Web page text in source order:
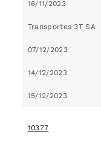
16/11/2023
Transportes 3T SA
07/12/2023
14/12/2023
15/12/2023
10377